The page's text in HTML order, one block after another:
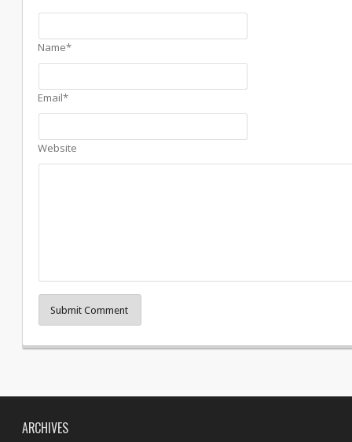
Name*
Email*
Website
Submit Comment
ARCHIVES